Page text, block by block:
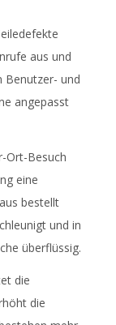
aus und
Benutzer- und
angepasst
Ort-Besuch
eine
bestellt
und in
überflüssig.
die
die